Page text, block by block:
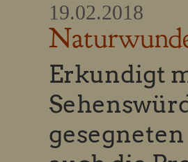
19.02.2018
Erkundigt